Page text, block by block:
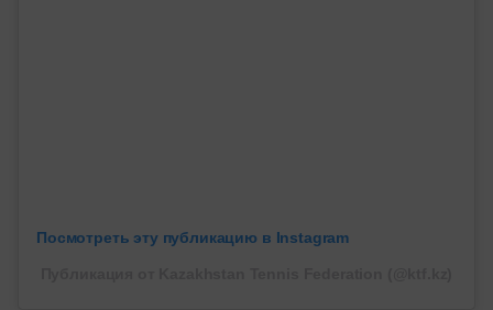
Посмотреть эту публикацию в Instagram